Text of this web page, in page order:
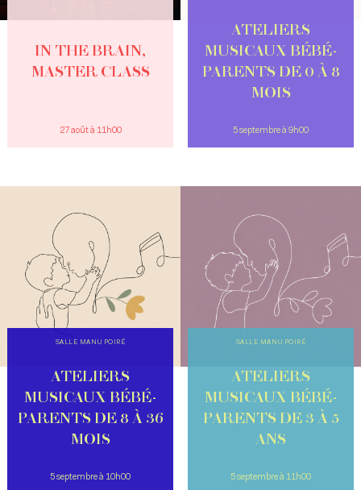
IN THE BRAIN,
MASTER CLASS
27 août à 11h00
ATELIERS
MUSICAUX BÉBÉ-
PARENTS DE 0 À 8
MOIS
5 septembre à 9h00
SALLE MANU POIRÉ
ATELIERS
MUSICAUX BÉBÉ-
PARENTS DE 8 À 36
MOIS
5 septembre à 10h00
SALLE MANU POIRÉ
ATELIERS
MUSICAUX BÉBÉ-
PARENTS DE 3 À 5
ANS
5 septembre à 11h00